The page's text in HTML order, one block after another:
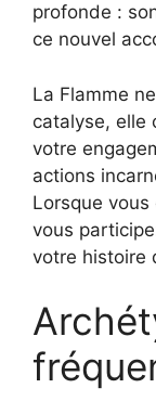
profonde :
ce nouvel
La Flamme
catalyse, elle
votre
actions
Lorsque
vous
votre histoire